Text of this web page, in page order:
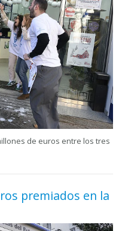
de euros entre los tres
premiados en la